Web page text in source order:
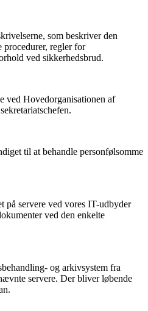
som beskriver den
procedurer, regler for
ved sikkerhedsbrud.
ved Hovedorganisationen af
til at behandle personfølsomme
på servere ved vores IT-udbyder
ved den enkelte
og arkivsystem fra
servere. Der bliver løbende